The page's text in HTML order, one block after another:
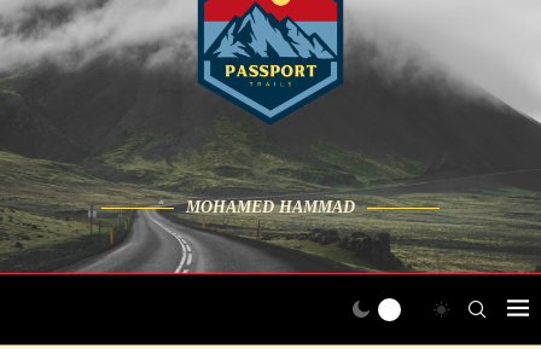
MOHAMED HAMMAD